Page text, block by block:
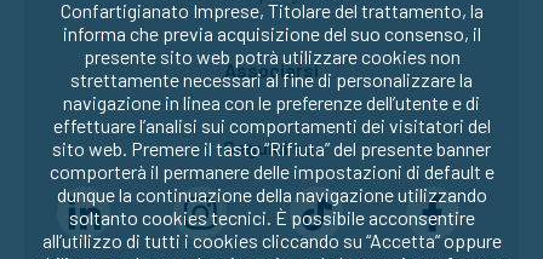
Associarsi
Seguici su:
Confartigianato Imprese, Titolare del trattamento, la
informa che previa acquisizione del suo consenso, il
presente sito web potrà utilizzare cookies non
strettamente necessari al fine di personalizzare la
navigazione in linea con le preferenze dell’utente e di
effettuare l’analisi sui comportamenti dei visitatori del
sito web. Premere il tasto “Rifiuta” del presente banner
comporterà il permanere delle impostazioni di default e
dunque la continuazione della navigazione utilizzando
soltanto cookies tecnici. È possibile acconsentire
all’utilizzo di tutti i cookies cliccando su “Accetta” oppure